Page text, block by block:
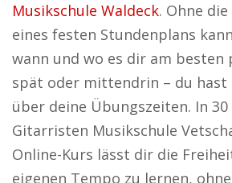
Musikschule Waldeck. Ohne
eines festen Stundenplans
wann und wo es dir am besten
spät oder mittendrin – du hast
über deine Übungszeiten. In
Gitarristen Musikschule
Online-Kurs lässt dir die
eigenen Tempo zu lernen,